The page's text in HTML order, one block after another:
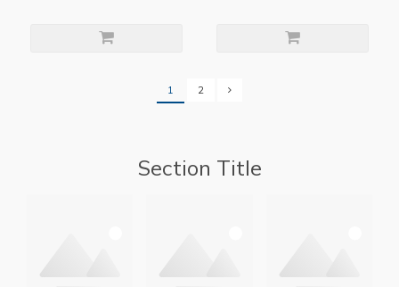
1 2
Section Title